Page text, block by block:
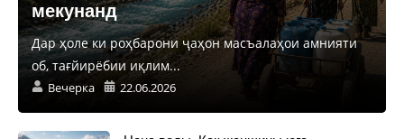
мекунанд
Дар ҳоле ки роҳбарони ҷаҳон масъалаҳои амнияти
об, тағйирёбии иқлим...
Вечерка 22.06.2026